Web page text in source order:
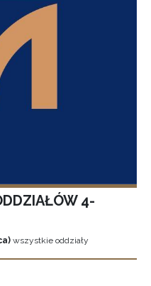
4-
wszystkie oddziały